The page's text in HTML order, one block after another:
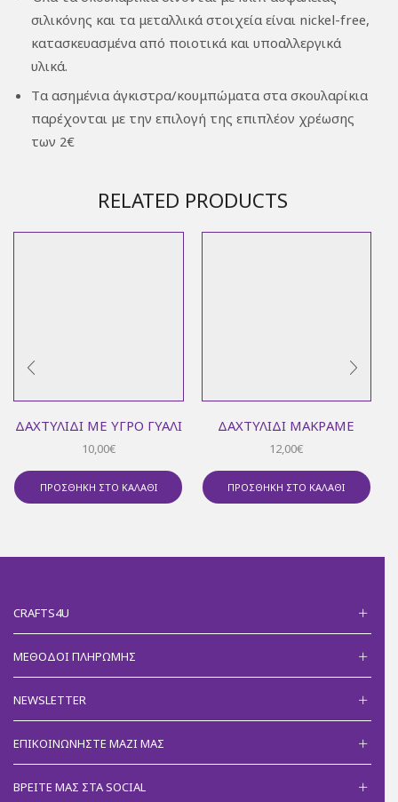
σιλικόνης και τα μεταλλικά στοιχεία είναι nickel-free,
κατασκευασμένα από ποιοτικά και υπoαλλεργικά
υλικά.
Tα ασημένια άγκιστρα/κουμπώματα στα σκουλαρίκια
παρέχονται με την επιλογή της επιπλέον χρέωσης
των 2€
RELATED PRODUCTS
ΔΑΧΤΥΛΊΔΙ ΜΕ ΥΓΡΌ ΓΥΑΛΊ
10,00€
ΠΡΟΣΘΉΚΗ ΣΤΟ ΚΑΛΆΘΙ
ΔΑΧΤΥΛΊΔΙ ΜΑΚΡΑΜΈ
12,00€
ΠΡΟΣΘΉΚΗ ΣΤΟ ΚΑΛΆΘΙ
CRAFTS4U
ΜΈΘΟΔΟΙ ΠΛΗΡΩΜΉΣ
NEWSLETTER
ΕΠΙΚΟΙΝΩΝΉΣΤΕ ΜΑΖΊ ΜΑΣ
ΒΡΕΊΤΕ ΜΑΣ ΣΤΑ SOCIAL